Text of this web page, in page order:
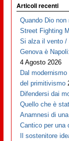
Articoli recenti
Quando Dio
Street Fighting
Si alza il vento /
Genova è
4 Agosto 2026
Dal
del primitivismo
Difendersi dai
Quello che è
Anamnesi di
Cantico per una
Il sostenitore